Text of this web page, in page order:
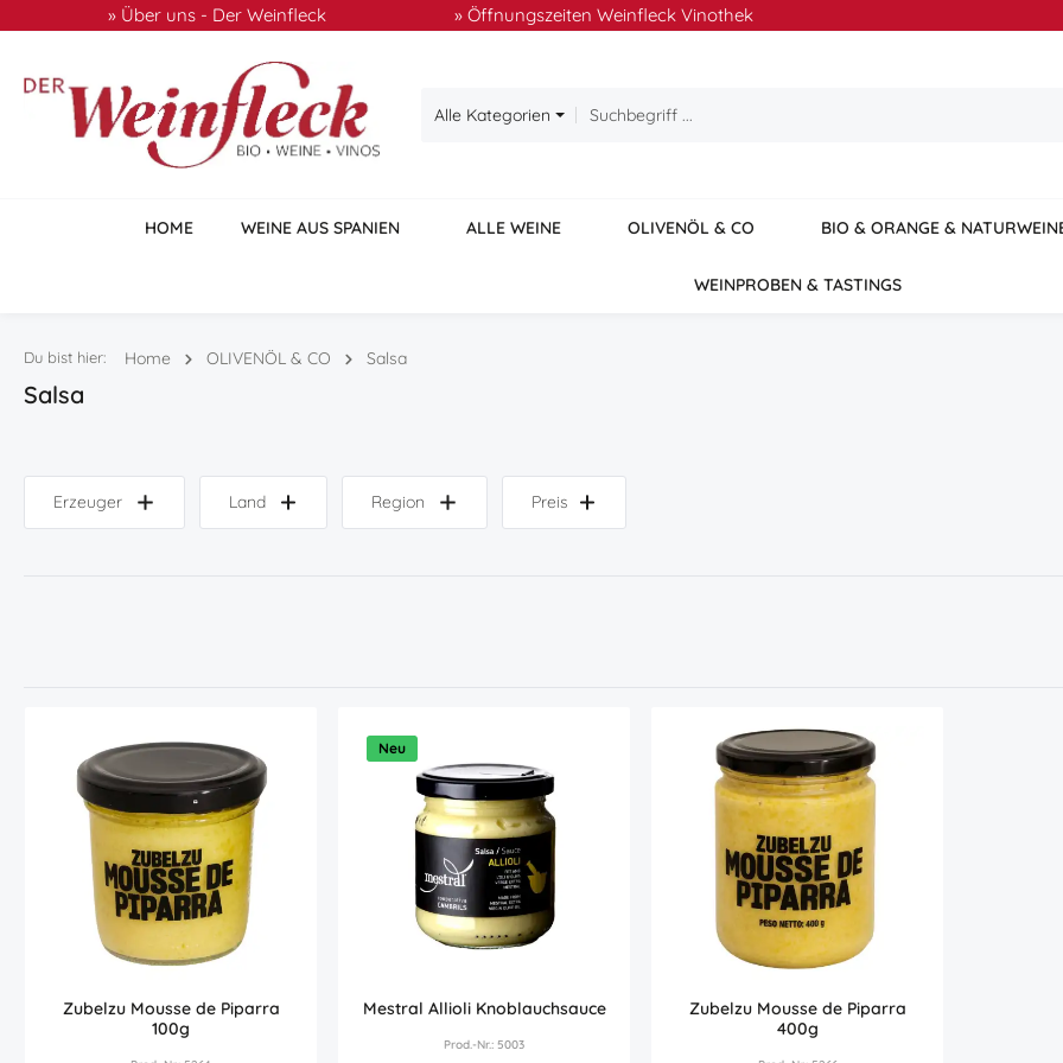
Hauptinhalt springen
Zur Suche springen
Zur Hauptnavigation springen
» Über uns - Der Weinfleck » Öffnungszeiten Weinfleck Vinothek
Alle Kategorien
HOME WEINE AUS SPANIEN ALLE WEINE OLIVENÖL & CO BIO & ORANGE &
WEINPROBEN & TASTINGS
Du bist hier: Home OLIVENÖL & CO Salsa
Salsa
Erzeuger Land Region Preis
Zubelzu Mousse de Piparra
100g
Neu
Mestral Allioli Knoblauchsauce
Prod.-Nr.: 5003
Zubelzu Mousse de Piparra
400g